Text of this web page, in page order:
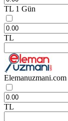
TL 1 Gün
TL
Elemanuzmani.com
TL